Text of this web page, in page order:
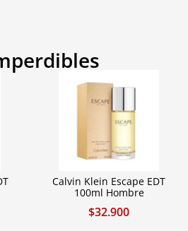
Calvin Klein Escape EDT
100ml Hombre
$32.900